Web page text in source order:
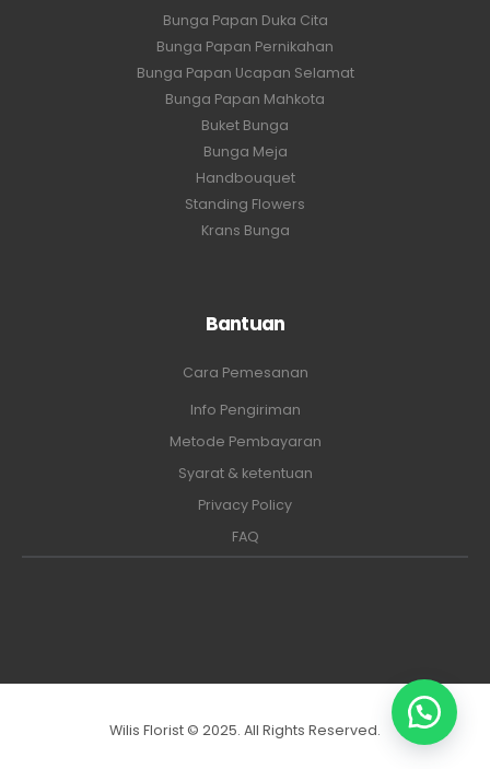
Bunga Papan Duka Cita
Bunga Papan Pernikahan
Bunga Papan Ucapan Selamat
Bunga Papan Mahkota
Buket Bunga
Bunga Meja
Handbouquet
Standing Flowers
Krans Bunga
Bantuan
Cara Pemesanan
Info Pengiriman
Metode Pembayaran
Syarat & ketentuan
Privacy Policy
FAQ
Wilis Florist © 2025. All Rights Reserved.